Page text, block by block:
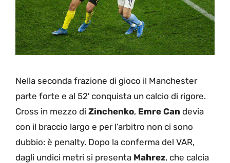
Nella seconda frazione di gioco il Manchester
parte forte e al 52′ conquista un calcio di rigore.
Cross in mezzo di Zinchenko, Emre Can devia
con il braccio largo e per l’arbitro non ci sono
dubbio: è penalty. Dopo la conferma del VAR,
dagli undici metri si presenta Mahrez, che calcia